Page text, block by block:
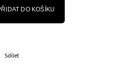
DO KOŠÍKU
Sdílet